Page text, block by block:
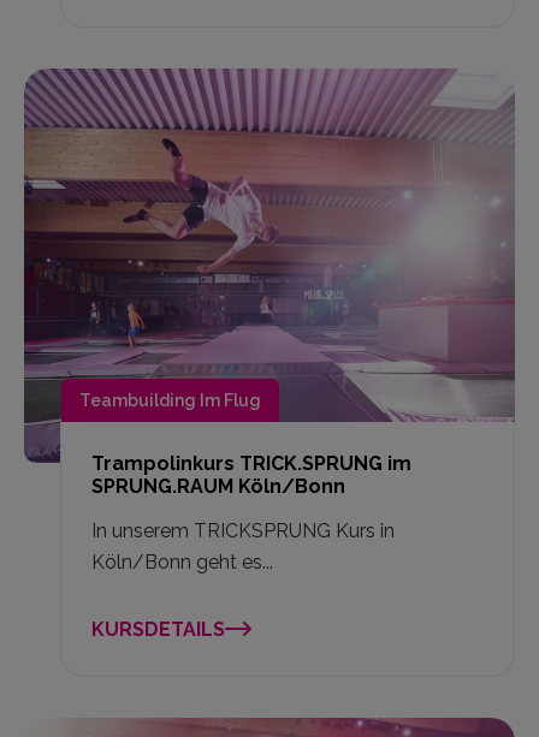
Teambuilding Im Flug
Trampolinkurs TRICK.SPRUNG im
SPRUNG.RAUM Köln/Bonn
In unserem TRICKSPRUNG Kurs in
Köln/Bonn geht es...
KURSDETAILS